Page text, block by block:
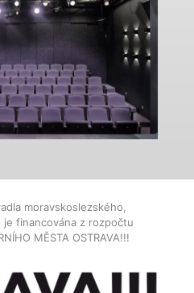
moravskoslezského,
financována z rozpočtu
MĚSTA OSTRAVA!!!